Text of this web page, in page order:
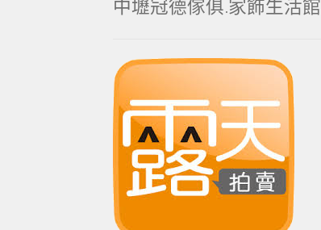
中壢冠德傢俱.家飾生活館